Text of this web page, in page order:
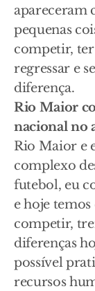
apareceram
pequenas
competir,
regressar e
diferença.
Rio Maior
nacional no
Rio Maior e
complexo
futebol, eu
e hoje
competir,
diferenças
possível
recursos